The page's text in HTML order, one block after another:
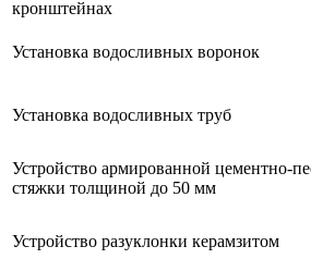
кронштейнах
Установка водосливных воронок
Установка водосливных труб
Устройство армированной цементно-
стяжки толщиной до 50 мм
Устройство разуклонки керамзитом